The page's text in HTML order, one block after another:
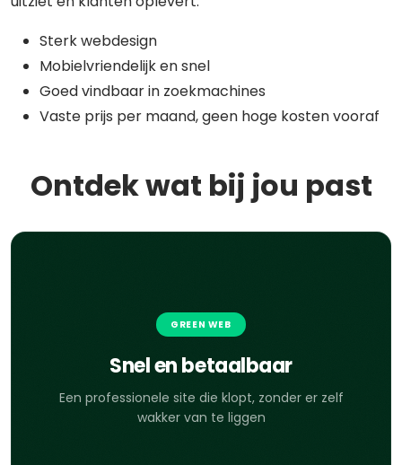
Sterk webdesign
Mobielvriendelijk en snel
Goed vindbaar in zoekmachines
Vaste prijs per maand, geen hoge kosten vooraf
Ontdek wat bij jou past
GREEN WEB
Snel en betaalbaar
Een professionele site die klopt, zonder er zelf
wakker van te liggen